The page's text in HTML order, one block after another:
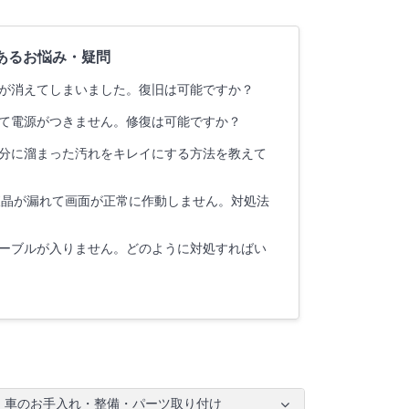
るお悩み・疑問
消えてしまいました。復旧は可能ですか？
電源がつきません。修復は可能ですか？
に溜まった汚れをキレイにする方法を教えて
が漏れて画面が正常に作動しません。対処法
ブルが入りません。どのように対処すればい
車のお手入れ・整備・パーツ取り付け